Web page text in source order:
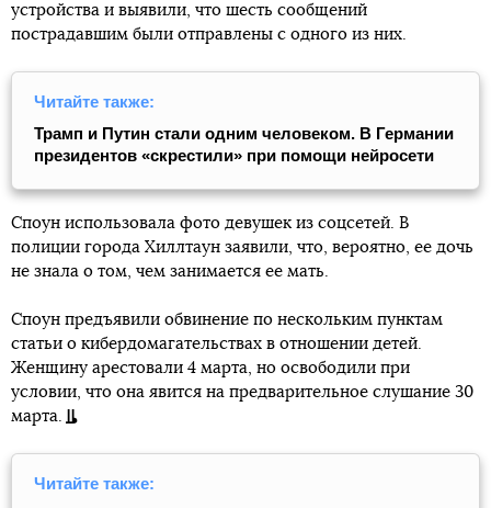
устройства и выявили, что шесть сообщений
пострадавшим были отправлены с одного из них.
Читайте также:
Трамп и Путин стали одним человеком. В Германии
президентов «скрестили» при помощи нейросети
Споун использовала фото девушек из соцсетей. В
полиции города Хиллтаун заявили, что, вероятно, ее дочь
не знала о том, чем занимается ее мать.
Споун предъявили обвинение по нескольким пунктам
статьи о кибердомагательствах в отношении детей.
Женщину арестовали 4 марта, но освободили при
условии, что она явится на предварительное слушание 30
марта.
Читайте также: